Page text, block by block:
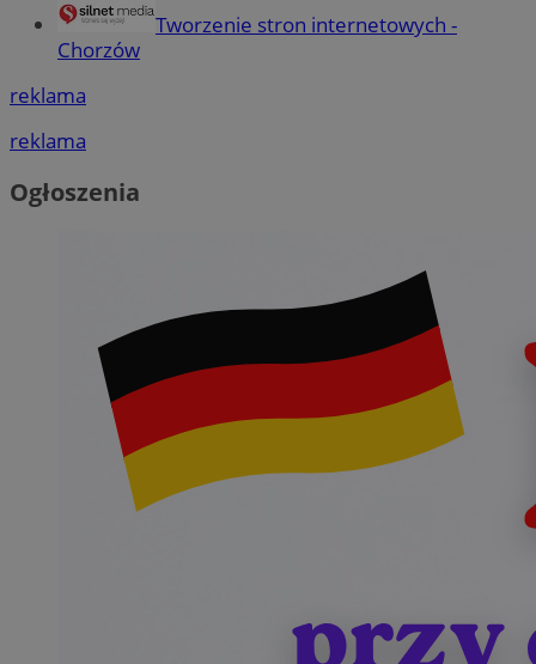
Tworzenie stron internetowych -
Chorzów
reklama
reklama
Ogłoszenia